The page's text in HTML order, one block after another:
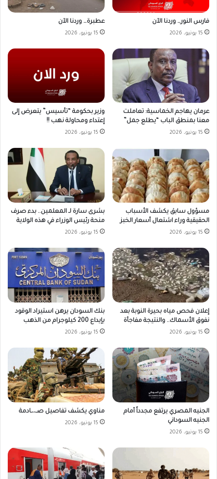
فارس النور… وردنا الآن
15 يونيو، 2026
عطبرة… وردنا الآن
15 يونيو، 2026
عرمان يهاجم الخماسية: تعاملت
معنا بمنطق الباب “يطلع جمل”
15 يونيو، 2026
وزير بحكومة “تأسيس” يتعرض إلى
إعتداء ومحاولة نهب !!
15 يونيو، 2026
مسؤول سابق يكشف الأسباب
الحقيقية وراء اشتعال أسعار الخبز
15 يونيو، 2026
بشرى سارة لـ المعلمين.. بدء صرف
منحة رئيس الوزراء في هذه الولاية
15 يونيو، 2026
إعلان فحص مياه بحيرة النوبة بعد
نفوق الأسماك.. والنتيجة مفاجأة
15 يونيو، 2026
بنك السودان يرهن استيراد الوقود
بإيداع 200 كيلوجرام من الذهب
15 يونيو، 2026
الجنيه المصري يرتفع مجدداً أمام
الجنيه السوداني
15 يونيو، 2026
مناوي يكشف تفاصيل صـ،،ـادمة
15 يونيو، 2026